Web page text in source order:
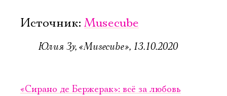
Источник: Musecube
Юлия Зу, «Musecube», 13.10.2020
«Сирано де Бержерак»: всё за любовь